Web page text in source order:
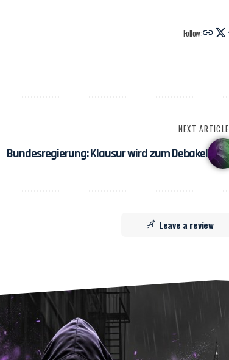
Follow:
NEXT ARTICLE
Bundesregierung: Klausur wird zum Debakel
Leave a review